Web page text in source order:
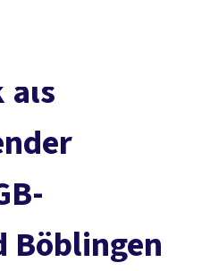
Politik vor Ort
als
Böblingen